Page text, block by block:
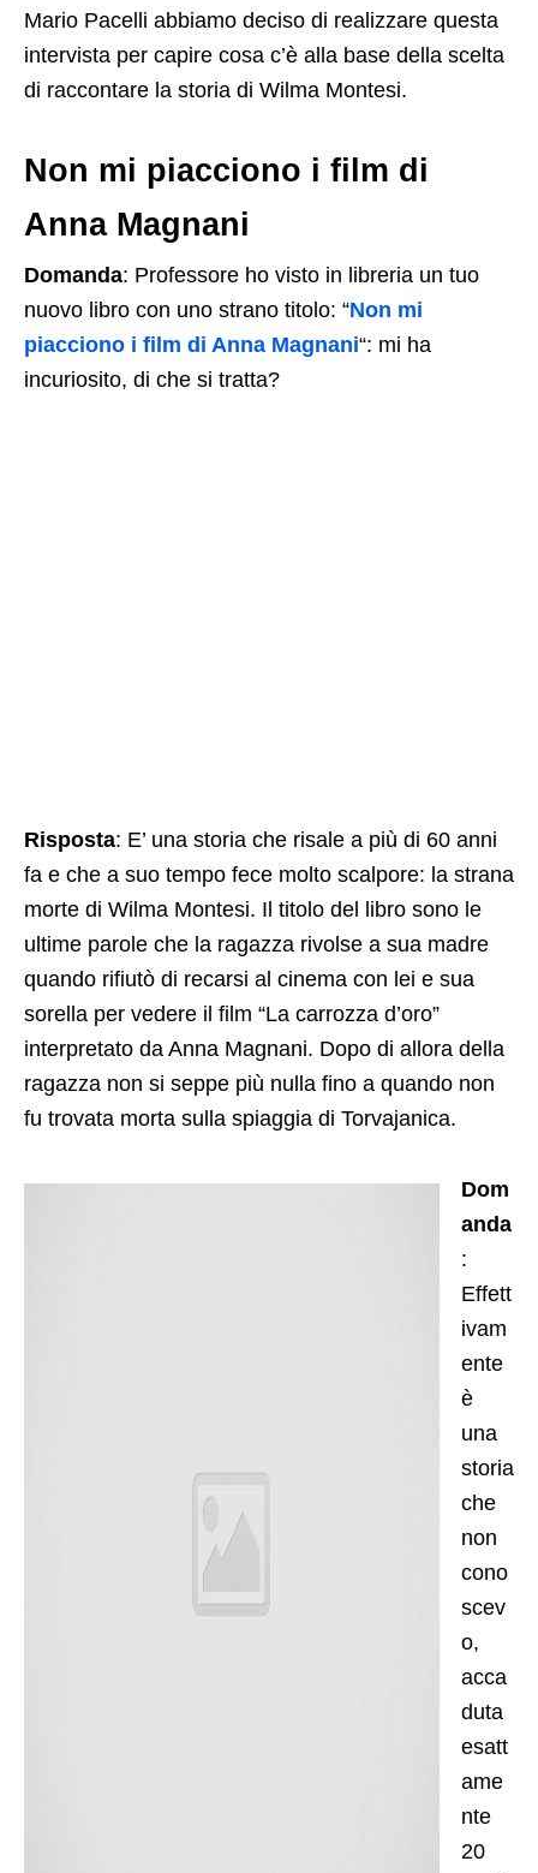
Mario Pacelli abbiamo deciso di realizzare questa
intervista per capire cosa c’è alla base della scelta
di raccontare la storia di Wilma Montesi.
Non mi piacciono i film di
Anna Magnani
Domanda: Professore ho visto in libreria un tuo
nuovo libro con uno strano titolo: “Non mi
piacciono i film di Anna Magnani“: mi ha
incuriosito, di che si tratta?
Risposta: E’ una storia che risale a più di 60 anni
fa e che a suo tempo fece molto scalpore: la strana
morte di Wilma Montesi. Il titolo del libro sono le
ultime parole che la ragazza rivolse a sua madre
quando rifiutò di recarsi al cinema con lei e sua
sorella per vedere il film “La carrozza d’oro”
interpretato da Anna Magnani. Dopo di allora della
ragazza non si seppe più nulla fino a quando non
fu trovata morta sulla spiaggia di Torvajanica.
Dom
anda
:
Effett
ivam
ente
è
una
storia
che
non
cono
scev
o,
acca
duta
esatt
ame
nte
20